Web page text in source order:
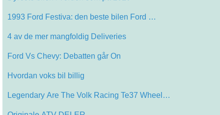
1993 Ford Festiva: den beste bilen Ford …
4 av de mer mangfoldig Deliveries
Ford Vs Chevy: Debatten går On
Hvordan voks bil billig
Legendary Are The Volk Racing Te37 Wheel…